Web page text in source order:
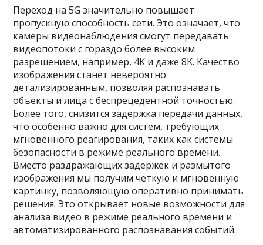
Переход на 5G значительно повышает
пропускную способность сети. Это означает, что
камеры видеонаблюдения смогут передавать
видеопотоки с гораздо более высоким
разрешением, например, 4K и даже 8K. Качество
изображения станет невероятно
детализированным, позволяя распознавать
объекты и лица с беспрецедентной точностью.
Более того, снизится задержка передачи данных,
что особенно важно для систем, требующих
мгновенного реагирования, таких как системы
безопасности в режиме реального времени.
Вместо раздражающих задержек и размытого
изображения мы получим четкую и мгновенную
картинку, позволяющую оперативно принимать
решения. Это открывает новые возможности для
анализа видео в режиме реального времени и
автоматизированного распознавания событий.